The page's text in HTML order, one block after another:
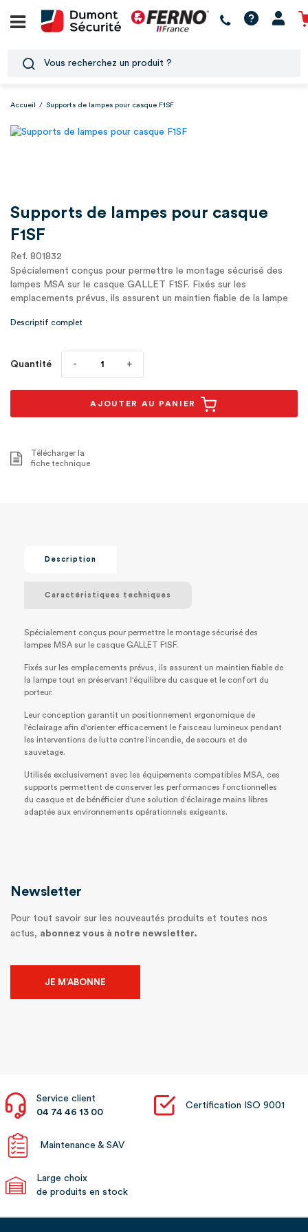
Accueil / Supports de lampes pour casque F1SF
Supports de lampes pour casque
F1SF
Ref. 801832
Spécialement conçus pour permettre le montage sécurisé des
lampes MSA sur le casque GALLET F1SF. Fixés sur les
emplacements prévus, ils assurent un maintien fiable de la lampe
Descriptif complet
Quantité
AJOUTER AU PANIER
Télécharger la
fiche technique
Description
Caractéristiques techniques
Spécialement conçus pour permettre le montage sécurisé des
lampes MSA sur le casque GALLET F1SF.
Fixés sur les emplacements prévus, ils assurent un maintien fiable de
la lampe tout en préservant l'équilibre du casque et le confort du
porteur.
Leur conception garantit un positionnement ergonomique de
l'éclairage afin d'orienter efficacement le faisceau lumineux pendant
les interventions de lutte contre l'incendie, de secours et de
sauvetage.
Utilisés exclusivement avec les équipements compatibles MSA, ces
supports permettent de conserver les performances fonctionnelles
du casque et de bénéficier d'une solution d'éclairage mains libres
adaptée aux environnements opérationnels exigeants.
Newsletter
Pour tout savoir sur les nouveautés produits et toutes nos
actus, abonnez vous à notre newsletter.
JE M’ABONNE
Service client
04 74 46 13 00
Certification ISO 9001
Maintenance & SAV
Large choix
de produits en stock